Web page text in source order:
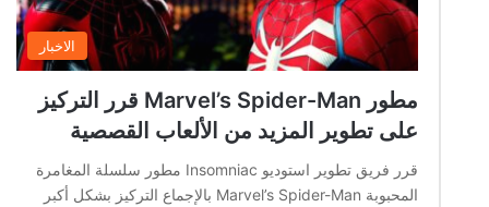
الاخبار
مطور Marvel’s Spider-Man قرر التركيز
على تطوير المزيد من الألعاب القصصية
قرر فريق تطوير استوديو Insomniac مطور سلسلة المغامرة
المحبوبة Marvel’s Spider-Man بالإجماع التركيز بشكل أكبر